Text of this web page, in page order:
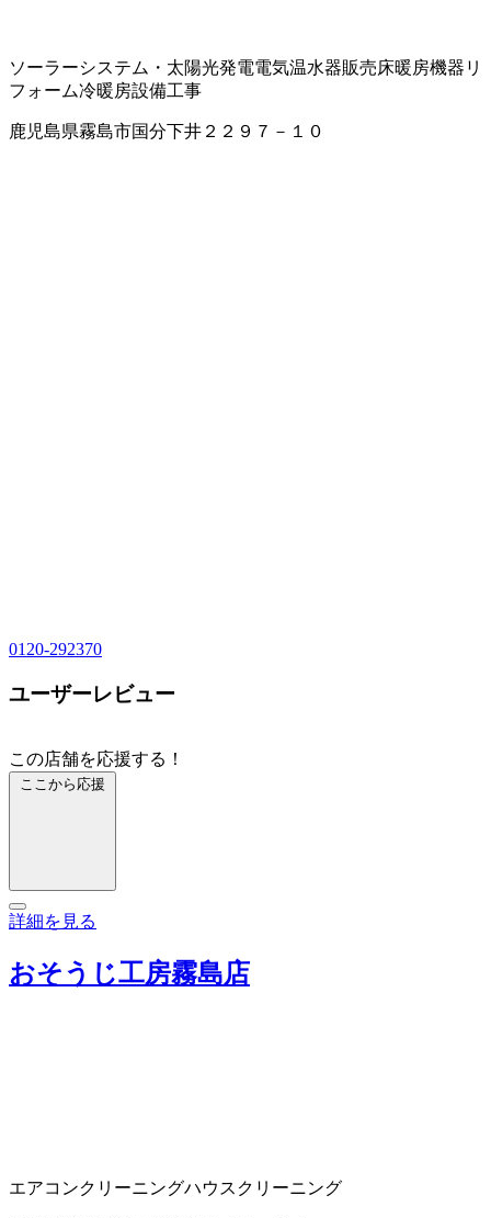
ソーラーシステム・太陽光発電電気温水器販売床暖房機器 リ
フォーム冷暖房設備工事
鹿児島県霧島市国分下井２２９７－１０
0120-292370
ユーザーレビュー
この店舗を応援する！
ここから応援
詳細を見る
おそうじ工房霧島店
エアコンクリーニングハウスクリーニング